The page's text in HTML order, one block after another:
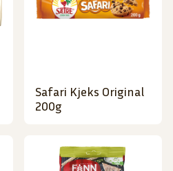
Safari Kjeks Original
200g